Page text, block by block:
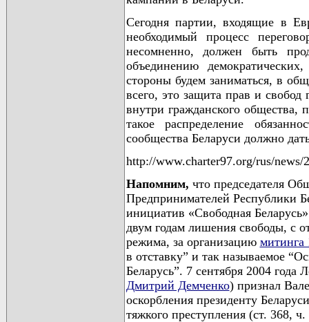
Сегодня партии, входящие в
необходимый процесс
несомненно, должен быть
объединению
стороны будем заниматься, в
всего, это защита прав и свобод
внутри гражданского общества,
такое распределение
сообщества Беларуси должно
http://www.charter97.org/rus/news/
Напомним, что председателя
Предпринимателей Республики
инициатив «Свободная
двум годам лишения свободы, с
режима, за организацию митинга
в отставку” и так называемое
Беларусь”. 7 сентября 2004
Дмитрий Демченко) признал
оскорбления президенту
тяжкого преступления (ст. 368,